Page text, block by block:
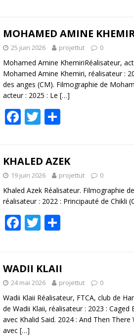
b
o
o
k
er g
er
MOHAMED AMINE
25 juin 2026 projettut 0
Mohamed Amine KhemiriRéalisateur,
Mohamed Amine Khemiri, réalisateur :
des anges (CM). Filmographie de
acteur : 2025 : Le […]
F
b
o
o
k
T
er g
er
KHALED AZEK
19 juin 2026 projettut 0
Khaled Azek Réalisateur. Filmographie
réalisateur : 2022 : Principauté de Chikli
F
b
o
o
k
T
er g
er
WADII KLAII
24 mai 2026 projettut 0
Wadii Klaii Réalisateur, FTCA, club de
de Wadii Klaii, réalisateur : 2023 : Caged
avec Khalid Said. 2024 : And Then
avec […]